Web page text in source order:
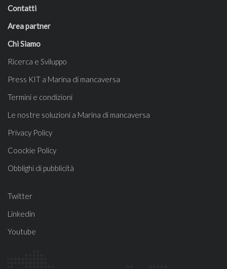
Contatti
Area partner
Chi Siamo
Ricerca e Sviluppo
Press KIT a Marina di mancaversa
Termini e condizioni
Le nostre soluzioni a Marina di mancaversa
Privacy Policy
Coockie Policy
Obblighi di pubblicità
Twitter
Linkedin
Youtube